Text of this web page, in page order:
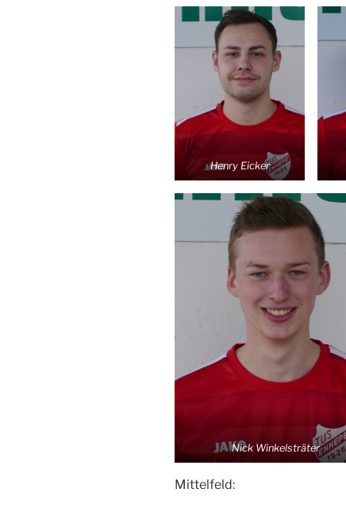
Henry Eicker
Nick Winkelsträter
Mittelfeld: